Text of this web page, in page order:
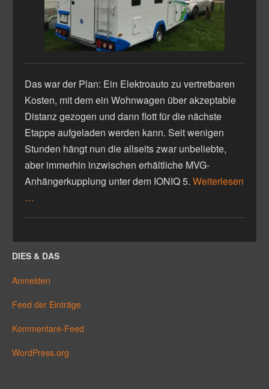
Das war der Plan: Ein Elektroauto zu vertretbaren
Kosten, mit dem ein Wohnwagen über akzeptable
Distanz gezogen und dann flott für die nächste
Etappe aufgeladen werden kann. Seit wenigen
Stunden hängt nun die allseits zwar unbeliebte,
aber immerhin inzwischen erhältliche MVG-
Anhängerkupplung unter dem IONIQ 5. Weiterlesen
…
DIES & DAS
Anmelden
Feed der Einträge
Kommentare-Feed
WordPress.org